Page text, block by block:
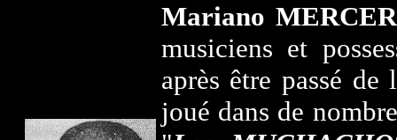
Mariano
musiciens et
après être passé
joué dans de